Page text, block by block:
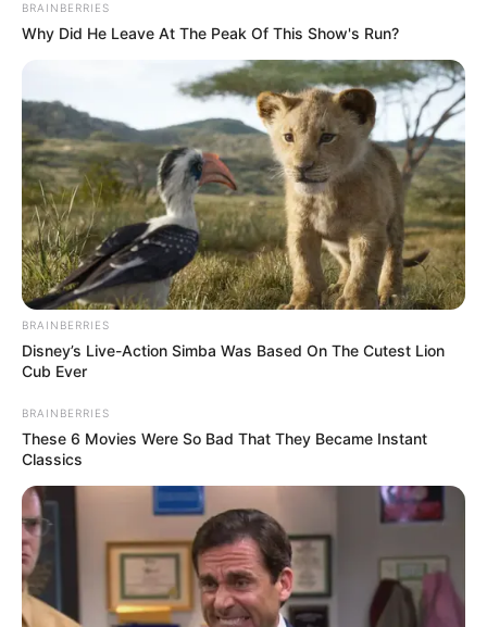
BRAINBERRIES
Why Did He Leave At The Peak Of This Show's Run?
BRAINBERRIES
Disney’s Live-Action Simba Was Based On The Cutest Lion
Cub Ever
BRAINBERRIES
These 6 Movies Were So Bad That They Became Instant
Classics